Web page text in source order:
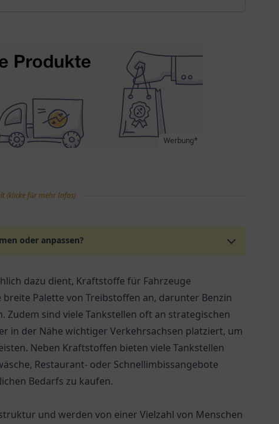
Werbung*
(klicke für mehr Infos)
oder anpassen?
dazu dient, Kraftstoffe für Fahrzeuge
Palette von Treibstoffen an, darunter Benzin
sind viele Tankstellen oft an strategischen
in der Nähe wichtiger Verkehrsachsen platziert, um
Neben Kraftstoffen bieten viele Tankstellen
Restaurant- oder Schnellimbissangebote
Bedarfs zu kaufen.
und werden von einer Vielzahl von Menschen